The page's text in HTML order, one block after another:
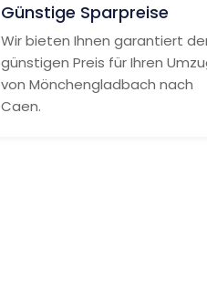
Günstige Sparpreise
Wir bieten Ihnen garantiert
günstigen Preis für Ihren
von Mönchengladbach nach
Caen.